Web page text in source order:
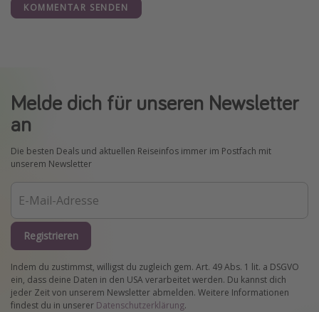
KOMMENTAR SENDEN
Melde dich für unseren Newsletter
an
Die besten Deals und aktuellen Reiseinfos immer im Postfach mit
unserem Newsletter
Registrieren
Indem du zustimmst, willigst du zugleich gem. Art. 49 Abs. 1 lit. a DSGVO
ein, dass deine Daten in den USA verarbeitet werden. Du kannst dich
jeder Zeit von unserem Newsletter abmelden. Weitere Informationen
findest du in unserer Datenschutzerklärung.